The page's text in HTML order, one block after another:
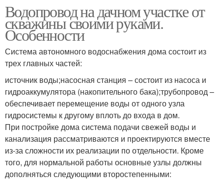
Водопровод на дачном участке от
скважины своими руками.
Особенности
Система автономного водоснабжения дома состоит из
трех главных частей:
источник воды;насосная станция – состоит из насоса и
гидроаккумулятора (накопительного бака);трубопровод –
обеспечивает перемещение воды от одного узла
гидросистемы к другому вплоть до входа в дом.
При постройке дома система подачи свежей воды и
канализация рассматриваются и проектируются вместе
из-за сложности их реализации по отдельности. Кроме
того, для нормальной работы основные узлы должны
дополняться следующими второстепенными: